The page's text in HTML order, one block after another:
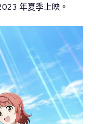
年夏季上映。